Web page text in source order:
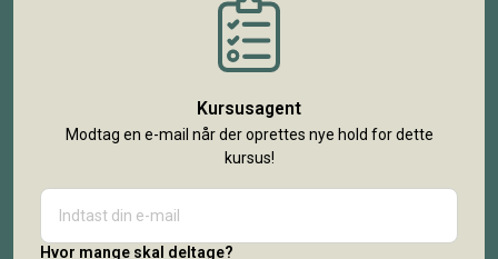
Kursusagent
Modtag en e-mail når der oprettes nye hold for dette
kursus!
Hvor mange skal deltage?